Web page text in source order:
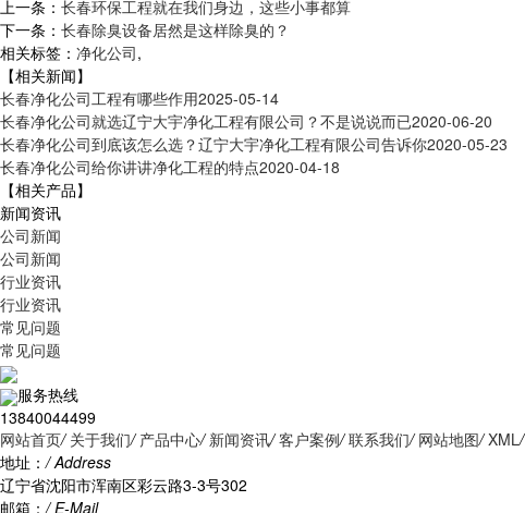
上一条： 长春环保工程就在我们身边，这些小事都算
下一条： 长春除臭设备居然是这样除臭的？
相关标签： 净化公司,
【相关新闻】
长春净化公司工程有哪些作用2025-05-14
长春净化公司就选辽宁大宇净化工程有限公司？不是说说而已2020-06-20
长春净化公司到底该怎么选？辽宁大宇净化工程有限公司告诉你2020-05-23
长春净化公司给你讲讲净化工程的特点2020-04-18
【相关产品】
新闻资讯
公司新闻
公司新闻
行业资讯
行业资讯
常见问题
常见问题
服务热线
13840044499
网站首页/ 关于我们/ 产品中心/ 新闻资讯/ 客户案例/ 联系我们/ 网站地图/ XML/
地址：/ Address
辽宁省沈阳市浑南区彩云路3-3号302
邮箱：/ E-Mail